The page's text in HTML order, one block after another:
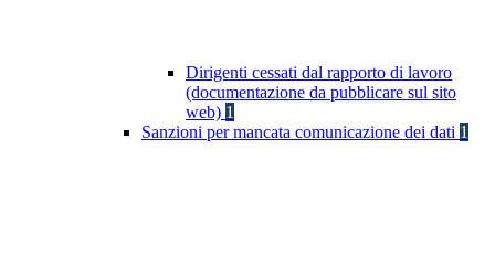
Dirigenti cessati dal rapporto di lavoro
(documentazione da pubblicare sul sito
web) 1
Sanzioni per mancata comunicazione dei dati 1